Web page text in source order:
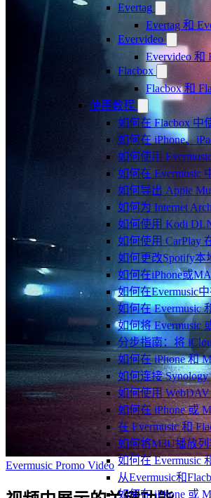
Evertag
Evertag 和
Evervideo
Evervideo 和
Flacbox
Flacbox 和
使用教程
如何在 Flacbox 中
如何在 iPhone、
如何使用
如何在 Evermusic
如何导出 Apple
如何为 Internet
如何使用 Kodi
如何使用 CarPlay
如何更改Spotify
如何在iPhone或
如何在Evermusic
如何在 Evermusic
如何将 Evermusic
分步指南：将
如何在 iPhone 和
如何连接
如何使用
如何在 iPhone 或
在 Evermusic 和
如何将M3U播放列
如何在 Evermusic
从Evermusic和
如何在 iPhone 或
Evermusic Promo Video